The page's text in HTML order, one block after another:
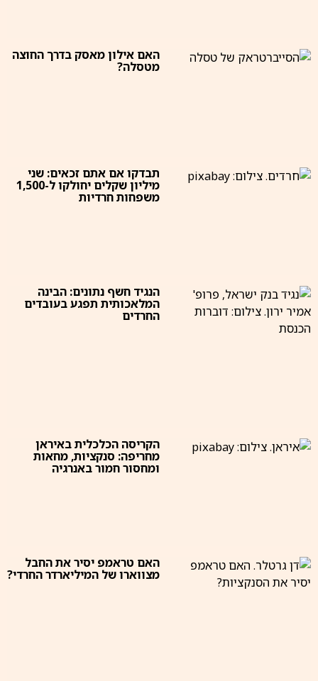
האם אילון מאסק בדרך החוצה
מטסלה?
תבדקו אם אתם זכאים: שני
מיליון שקלים יחולקו ל-1,500
משפחות חרדיות
הנגיד חשף נתונים: הבינה
המלאכותית תפגע בעובדים
החרדים
הקריסה הכלכלית באיראן
מחריפה: סנקציות, מחאות
ומחסור חמור באנרגיה
האם טראמפ יסיר את החבל
מצווארו של המיליארדר החרדי?